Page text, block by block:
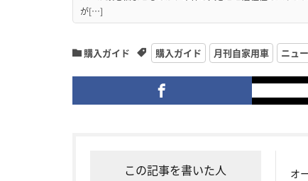
が[…]
購入ガイド 購入ガイド 月刊自家用車 ニュ
この記事を書いた人
オ